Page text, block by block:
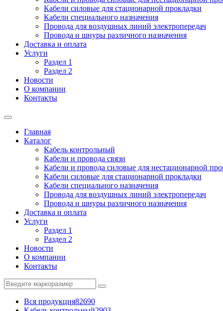
Кабели силовые для стационарной прокладки
Кабели специального назначения
Провода для воздушных линий электропередач
Провода и шнуры различного назначения
Доставка и оплата
Услуги
Раздел 1
Раздел 2
Новости
О компании
Контакты
Главная
Каталог
Кабель контрольный
Кабели и провода связи
Кабели и провода силовые для нестационарной
Кабели силовые для стационарной прокладки
Кабели специального назначения
Провода для воздушных линий электропередач
Провода и шнуры различного назначения
Доставка и оплата
Услуги
Раздел 1
Раздел 2
Новости
О компании
Контакты
Вся продукция82690